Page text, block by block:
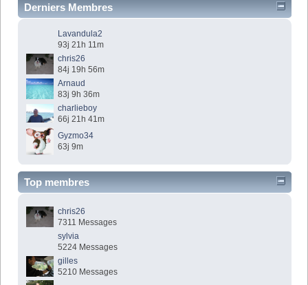
Derniers Membres
Lavandula2
93j 21h 11m
chris26
84j 19h 56m
Arnaud
83j 9h 36m
charlieboy
66j 21h 41m
Gyzmo34
63j 9m
Top membres
chris26
7311 Messages
sylvia
5224 Messages
gilles
5210 Messages